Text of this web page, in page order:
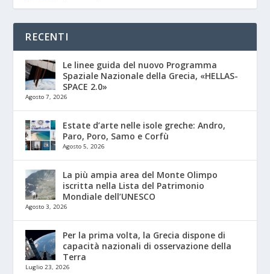
RECENTI
Le linee guida del nuovo Programma
Spaziale Nazionale della Grecia, «HELLAS-
SPACE 2.0»
Agosto 7, 2026
Estate d’arte nelle isole greche: Andro,
Paro, Poro, Samo e Corfù
Agosto 5, 2026
La più ampia area del Monte Olimpo
iscritta nella Lista del Patrimonio
Mondiale dell’UNESCO
Agosto 3, 2026
Per la prima volta, la Grecia dispone di
capacità nazionali di osservazione della
Terra
Luglio 23, 2026